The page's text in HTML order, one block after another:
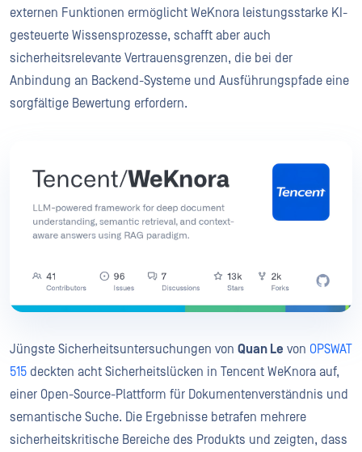
externen Funktionen ermöglicht WeKnora leistungsstarke KI-
gesteuerte Wissensprozesse, schafft aber auch
sicherheitsrelevante Vertrauensgrenzen, die bei der
Anbindung an Backend-Systeme und Ausführungspfade eine
sorgfältige Bewertung erfordern.
Jüngste Sicherheitsuntersuchungen von Quan Le von OPSWAT
515 deckten acht Sicherheitslücken in Tencent WeKnora auf,
einer Open-Source-Plattform für Dokumentenverständnis und
semantische Suche. Die Ergebnisse betrafen mehrere
sicherheitskritische Bereiche des Produkts und zeigten, dass